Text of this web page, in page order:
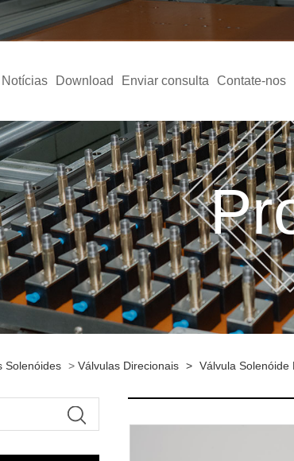
Notícias Download Enviar consulta Contate-nos
Solenóides > Válvulas Direcionais > Válvula Solenóide